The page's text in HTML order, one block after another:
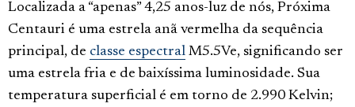
Localizada a “apenas” 4,25 anos-luz de nós, Próxima
Centauri é uma estrela anã vermelha da sequência
principal, de classe espectral M5.5Ve, significando ser
uma estrela fria e de baixíssima luminosidade. Sua
temperatura superficial é em torno de 2.990 Kelvin;